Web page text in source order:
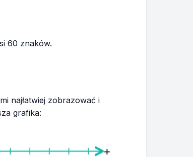
60 znaków.
najłatwiej zobrazować i
grafika: